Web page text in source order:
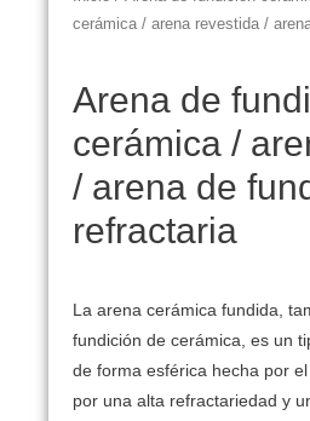
cerámica / arena revestida /
Arena de
cerámica /
/ arena de
refractaria
La arena cerámica fundida,
fundición de cerámica, es un
de forma esférica hecha por
por una alta refractariedad y